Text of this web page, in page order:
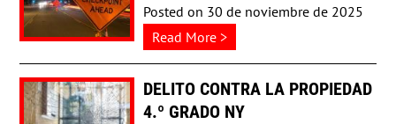
Posted on 30 de noviembre de 2025
Read More >about
CONDUCIR
EN
ESTADO
DELITO CONTRA LA PROPIEDAD
4.º GRADO NY